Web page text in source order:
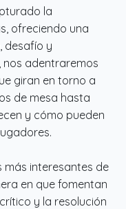
la
ofreciendo una
desafío y
nos adentraremos
giran en torno a
de mesa hasta
y cómo pueden
interesantes de
en que fomentan
y la resolución